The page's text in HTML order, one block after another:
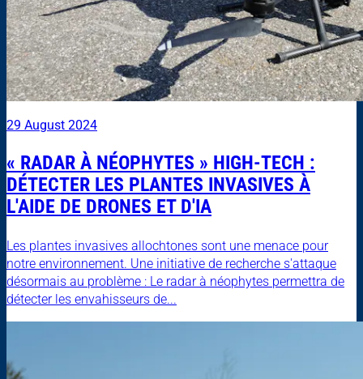
29 August 2024
« RADAR À NÉOPHYTES » HIGH-TECH :
DÉTECTER LES PLANTES INVASIVES À
L'AIDE DE DRONES ET D'IA
Les plantes invasives allochtones sont une menace pour
notre environnement. Une initiative de recherche s'attaque
désormais au problème : Le radar à néophytes permettra de
détecter les envahisseurs de...